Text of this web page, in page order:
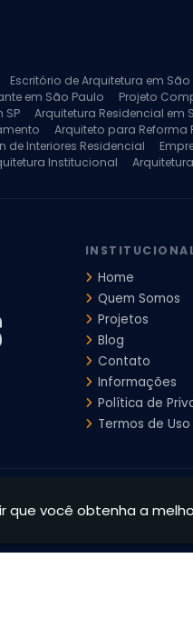
Escritório de Arquitetura em São
em São Paulo
Projeto
SP
Arquitetura Residencial em
Arquiteto para Reforma
de Interiores Residencial
Institucional
Home
Quem Somos
Projetos
Blog
Contato
Informações
Política de
Termos de Uso
que você obtenha a